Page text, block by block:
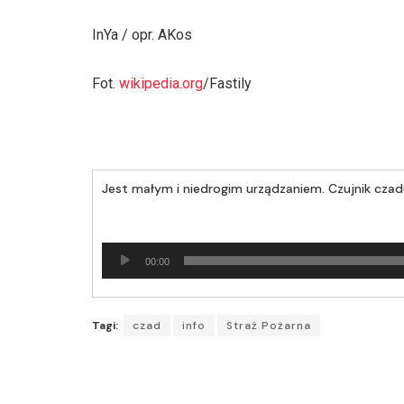
InYa / opr. AKos
Fot. wikipedia.org/Fastily
Jest małym i niedrogim urządzaniem. Czujnik
plików
00:00
Tagi: czad info Straż Pożarna